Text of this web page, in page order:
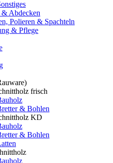
Abdecken
Polieren & Spachteln
& Pflege
frisch
& Bohlen
KD
& Bohlen